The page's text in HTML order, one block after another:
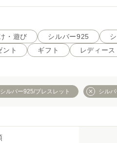
・遊び シルバー925
ント ギフト レディース
ルバー925/ブレスレット シル